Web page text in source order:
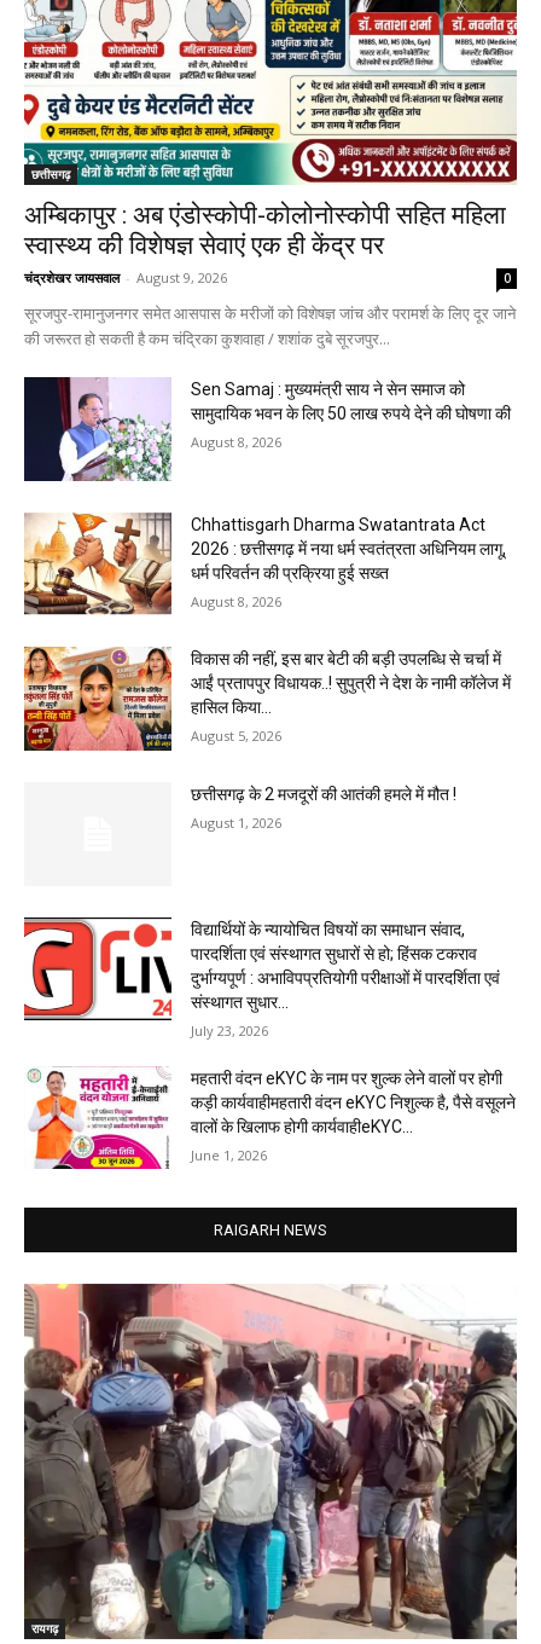
छत्तीसगढ़
अम्बिकापुर : अब एंडोस्कोपी-कोलोनोस्कोपी सहित महिला
स्वास्थ्य की विशेषज्ञ सेवाएं एक ही केंद्र पर
चंद्रशेखर जायसवाल - August 9, 2026 0
सूरजपुर-रामानुजनगर समेत आसपास के मरीजों को विशेषज्ञ जांच और परामर्श के लिए दूर जाने
की जरूरत हो सकती है कम चंद्रिका कुशवाहा / शशांक दुबे सूरजपुर...
Sen Samaj : मुख्यमंत्री साय ने सेन समाज को
सामुदायिक भवन के लिए 50 लाख रुपये देने की घोषणा की
August 8, 2026
Chhattisgarh Dharma Swatantrata Act
2026 : छत्तीसगढ़ में नया धर्म स्वतंत्रता अधिनियम लागू,
धर्म परिवर्तन की प्रक्रिया हुई सख्त
August 8, 2026
विकास की नहीं, इस बार बेटी की बड़ी उपलब्धि से चर्चा में
आईं प्रतापपुर विधायक..! सुपुत्री ने देश के नामी कॉलेज में
हासिल किया...
August 5, 2026
छत्तीसगढ़ के 2 मजदूरों की आतंकी हमले में मौत !
August 1, 2026
विद्यार्थियों के न्यायोचित विषयों का समाधान संवाद,
पारदर्शिता एवं संस्थागत सुधारों से हो; हिंसक टकराव
दुर्भाग्यपूर्ण : अभाविपप्रतियोगी परीक्षाओं में पारदर्शिता एवं
संस्थागत सुधार...
July 23, 2026
महतारी वंदन eKYC के नाम पर शुल्क लेने वालों पर होगी
कड़ी कार्यवाहीमहतारी वंदन eKYC निशुल्क है, पैसे वसूलने
वालों के खिलाफ होगी कार्यवाहीeKYC...
June 1, 2026
RAIGARH NEWS
रायगढ़